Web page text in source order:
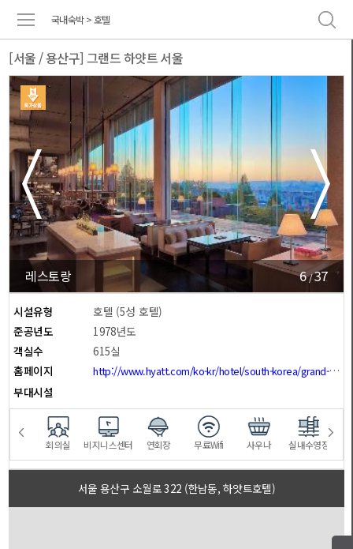
국내숙박 > 호텔
[서울 / 용산구] 그랜드 하얏트 서울
레스토랑 6/37
시설유형
호텔 (5성 호텔)
준공년도
1978년도
객실수
615실
홈페이지
http://www.hyatt.com/ko-kr/hotel/south-korea/grand-hyatt-seoul/selrs
부대시설
회의실 비지니스센터 연회장 무료Wifi 사우나 실내수영장
서울 용산구 소월로 322 (한남동, 하얏트호텔)